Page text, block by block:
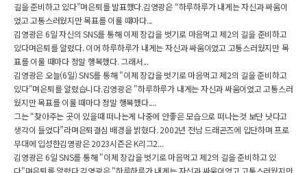
길을 준비하고 있다”며은퇴를 발표했다.김영광은 “하루하루가 내게는 자신과 싸움이
었고 고통스러웠지만 목표를 이룰 때마다...
김영광은 6일 자신의 SNS를 통해 이제 장갑을 벗기로 마음먹고 제2의 길을 준비하고
있다며은퇴를 알렸다. 이어 하루하루가 내게는 자신과 싸움이었고 고통스러웠지만 목
표를 이룰 때마다 정말 행복했다. 그래서...
김영광은 오늘(6일) SNS를 통해 "이제 장갑을 벗기로 마음먹고 제2의 길을 준비하고
있다"며은퇴를 알렸습니다.김영광은 "하루하루가 내게는 자신과 싸움이었고 고통스러
웠지만 목표를 이룰 때마다 정말 행복했다....
그는 “찾아주는 곳이 있을때 떠나는게 나중에 안좋은 모습으로 떠나는것 보단 낫다고
생각이 들었다”라며은퇴결심 배경을 밝혔다. 2002년 전남 드래곤즈에 입단하며 프로
무대에 입성한김영광은 2023시즌은 K리그2...
김영광은 6일 SNS를 통해 "이제 장갑을 벗기로 마음먹고 제2의 길을 준비하고 있
다"며은퇴를 알렸다.김영광은 "하루하루가 내게는 자신과 싸움이었고 고통스러웠지만